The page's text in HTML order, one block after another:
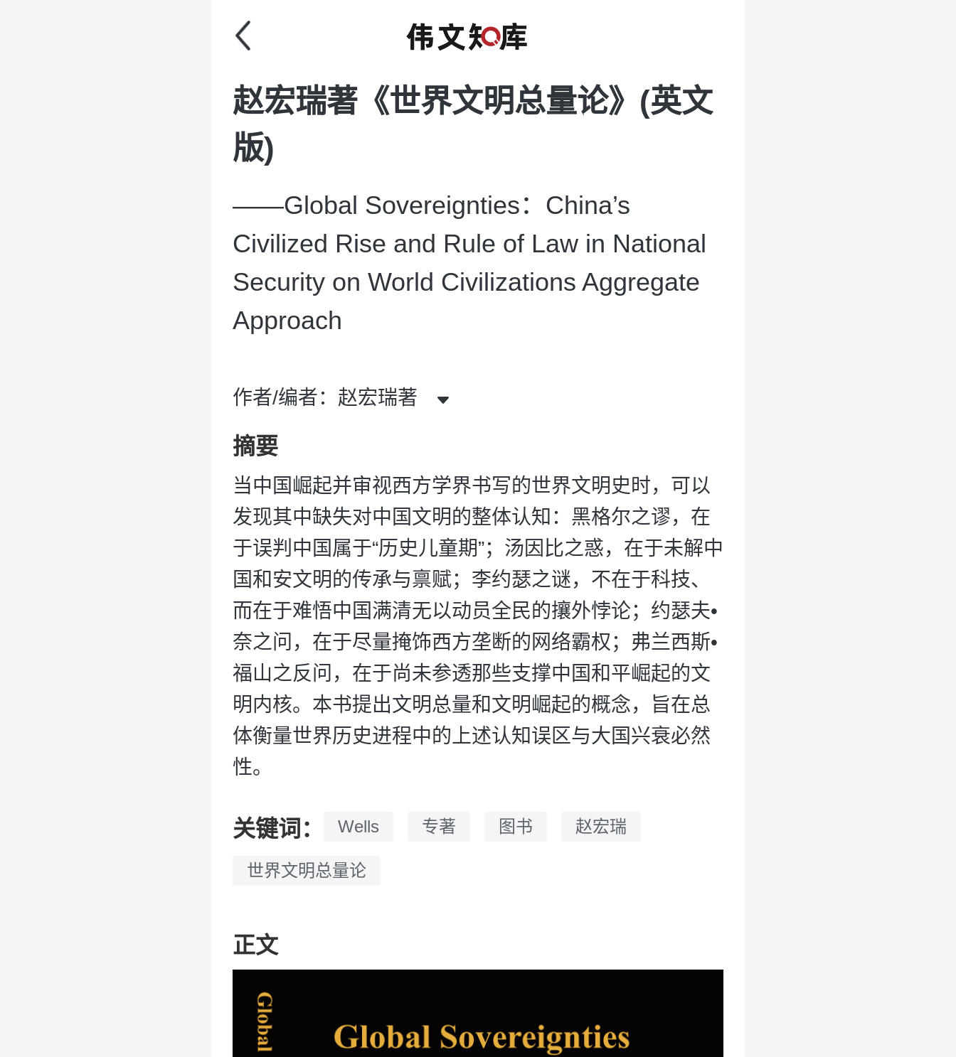
赵宏瑞著《世界文明总量论》(英文
版)
——Global Sovereignties：China’s
Civilized Rise and Rule of Law in National
Security on World Civilizations Aggregate
Approach
作者/编者：赵宏瑞著
摘要
当中国崛起并审视西方学界书写的世界文明史时，可以
发现其中缺失对中国文明的整体认知：黑格尔之谬，在
于误判中国属于“历史儿童期”；汤因比之惑，在于未解中
国和安文明的传承与禀赋；李约瑟之谜，不在于科技、
而在于难悟中国满清无以动员全民的攘外悖论；约瑟夫•
奈之问，在于尽量掩饰西方垄断的网络霸权；弗兰西斯•
福山之反问，在于尚未参透那些支撑中国和平崛起的文
明内核。本书提出文明总量和文明崛起的概念，旨在总
体衡量世界历史进程中的上述认知误区与大国兴衰必然
性。
关键词： Wells 专著 图书 赵宏瑞
世界文明总量论
正文